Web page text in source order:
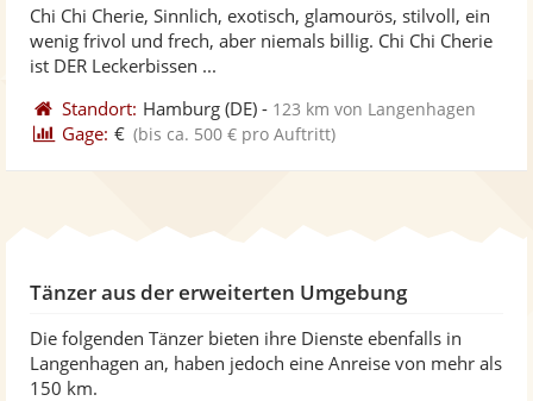
5
Chi Chi Cherie, Sinnlich, exotisch, glamourös, stilvoll, ein
wenig frivol und frech, aber niemals billig. Chi Chi Cherie
ist DER Leckerbissen ...
Standort: Hamburg (DE) - 123 km von Langenhagen
Gage: € (bis ca. 500 € pro Auftritt)
Tänzer aus der erweiterten Umgebung
Die folgenden Tänzer bieten ihre Dienste ebenfalls in
Langenhagen an, haben jedoch eine Anreise von mehr als
150 km.